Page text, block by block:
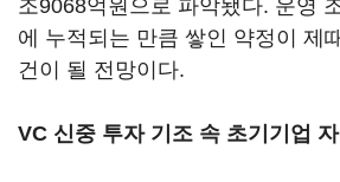
조9068억원으로 파악됐다. 운영
에 누적되는 만큼 쌓인 약정이 제
건이 될 전망이다.
VC 신중 투자 기조 속 초기기업